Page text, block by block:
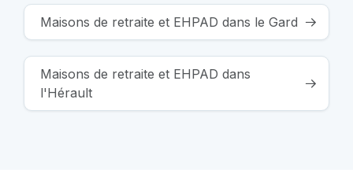
Maisons de retraite et EHPAD dans le Gard
Maisons de retraite et EHPAD dans
l'Hérault